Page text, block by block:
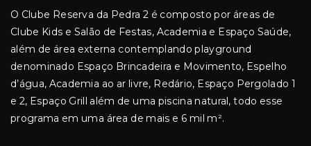
O Clube Reserva da Pedra 2 é composto por áreas de
Clube Kids e Salão de Festas, Academia e Espaço Saúde,
além de área externa contemplando playground
denominado Espaço Brincadeira e Movimento, Espelho
d’água, Academia ao ar livre, Redário, Espaço Pergolado 1
e 2, Espaço Grill além de uma piscina natural, todo esse
programa em uma área de mais e 6 mil m².